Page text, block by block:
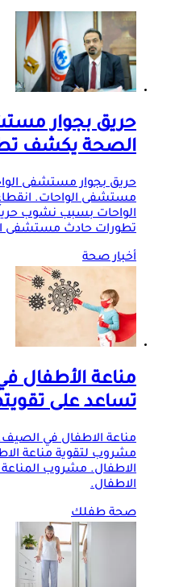
حريق بجوار
الصحة يكشف
حريق بجوار مستشفى
مستشفى الواحات.
الواحات بسبب نشوب
تطورات حادث مستشفى
أخبار صحة
تساعد على
مناعة الاطفال في
مشروب لتقوية مناعة
الاطفال. مشروب
الاطفال.
صحة طفلك